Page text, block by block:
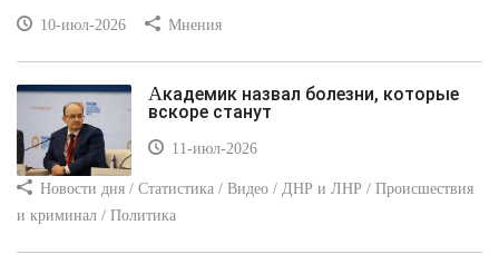
10-июл-2026 Мнения
Академик назвал болезни, которые
вскоре станут
11-июл-2026
Новости дня / Статистика / Видео / ДНР и ЛНР / Происшествия
и криминал / Политика